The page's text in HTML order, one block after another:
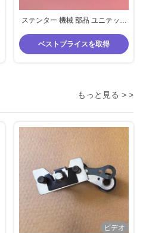
ステンター 機械 部品 ユニテック
レート ステンレス スチール 針
ベストプライスを取得
もっと見る > >
ビデオ